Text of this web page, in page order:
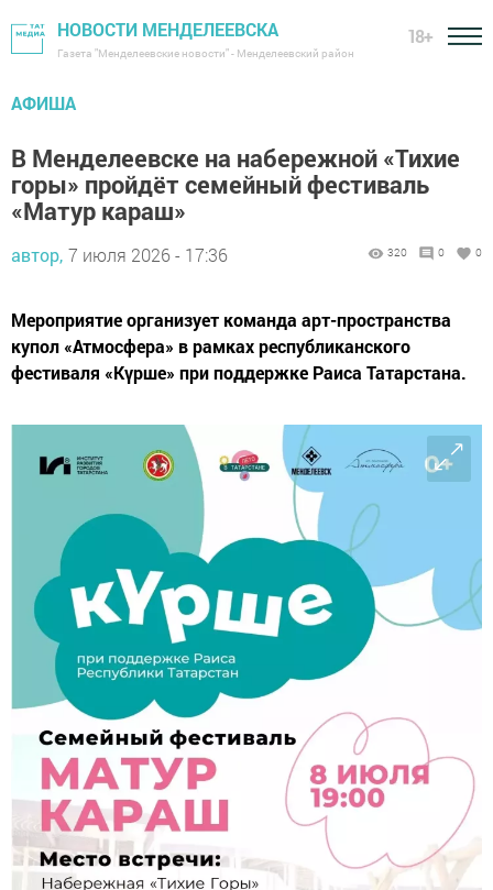
НОВОСТИ МЕНДЕЛЕЕВСКА
Газета "Менделеевские новости" - Менделеевский район
18+
АФИША
В Менделеевске на набережной «Тихие
горы» пройдёт семейный фестиваль
«Матур караш»
автор, 7 июля 2026 - 17:36 320 0 0
Мероприятие организует команда арт-пространства
купол «Атмосфера» в рамках республиканского
фестиваля «Күрше» при поддержке Раиса Татарстана.